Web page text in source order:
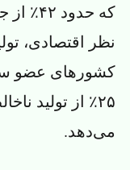
که
نظر اقتصادی،
کشورهای عضو
۲۵٪ از تولید
می‌دهد.